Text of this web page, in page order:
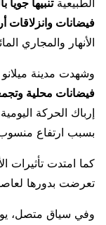
فيضانات وانزلاقات
الأنهار والمجاري
وشهدت مدينة ميلانو
فيضانات محلية
إرباك الحركة
بسبب ارتفاع
كما امتدت تأثيرات
تعرضت بدورها
وفي سياق متصل،